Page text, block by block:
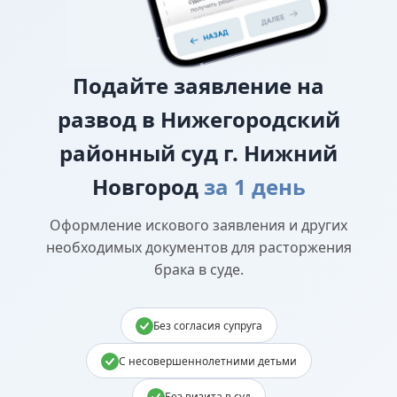
Подайте заявление на
развод в Нижегородский
районный суд г. Нижний
Новгород за 1 день
Оформление искового заявления и других
необходимых документов для расторжения
брака в суде.
Без согласия супруга
С несовершеннолетними детьми